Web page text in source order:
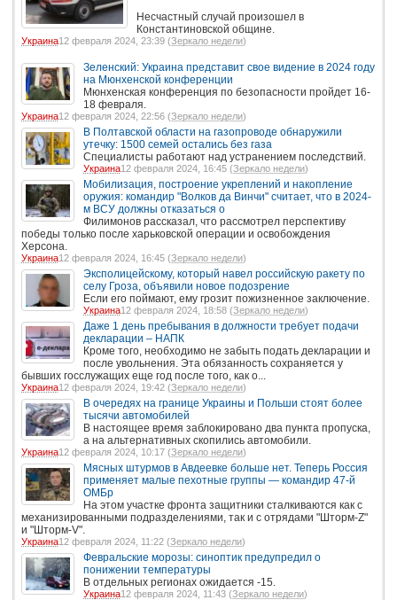
Несчастный случай произошел в
Константиновской общине.
Украина12 февраля 2024, 23:39 (Зеркало недели)
Зеленский: Украина представит свое видение в 2024 году
на Мюнхенской конференции
Мюнхенская конференция по безопасности пройдет 16-
18 февраля.
Украина12 февраля 2024, 22:56 (Зеркало недели)
В Полтавской области на газопроводе обнаружили
утечку: 1500 семей остались без газа
Специалисты работают над устранением последствий.
Украина12 февраля 2024, 16:45 (Зеркало недели)
Мобилизация, построение укреплений и накопление
оружия: командир "Волков да Винчи" считает, что в 2024-
м ВСУ должны отказаться о
Филимонов рассказал, что рассмотрел перспективу
победы только после харьковской операции и освобождения
Херсона.
Украина12 февраля 2024, 16:45 (Зеркало недели)
Эксполицейскому, который навел российскую ракету по
селу Гроза, объявили новое подозрение
Если его поймают, ему грозит пожизненное заключение.
Украина12 февраля 2024, 18:58 (Зеркало недели)
Даже 1 день пребывания в должности требует подачи
декларации – НАПК
Кроме того, необходимо не забыть подать декларации и
после увольнения. Эта обязанность сохраняется у
бывших госслужащих еще год после того, как о...
Украина12 февраля 2024, 19:42 (Зеркало недели)
В очередях на границе Украины и Польши стоят более
тысячи автомобилей
В настоящее время заблокировано два пункта пропуска,
а на альтернативных скопились автомобили.
Украина12 февраля 2024, 10:17 (Зеркало недели)
Мясных штурмов в Авдеевке больше нет. Теперь Россия
применяет малые пехотные группы — командир 47-й
ОМБр
На этом участке фронта защитники сталкиваются как с
механизированными подразделениями, так и с отрядами "Шторм-Z"
и "Шторм-V".
Украина12 февраля 2024, 11:22 (Зеркало недели)
Февральские морозы: синоптик предупредил о
понижении температуры
В отдельных регионах ожидается -15.
Украина12 февраля 2024, 11:43 (Зеркало недели)